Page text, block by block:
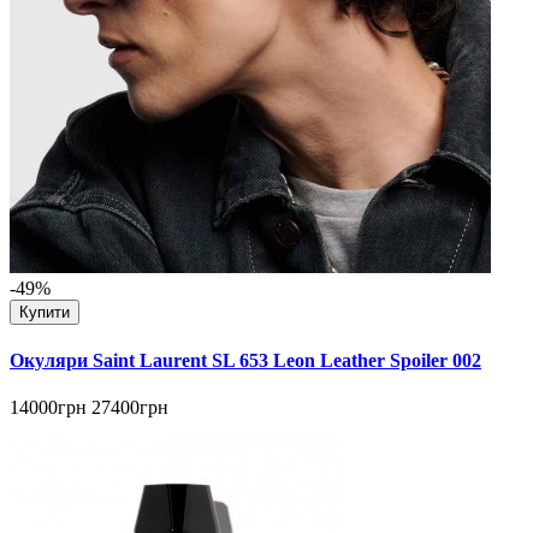
-49%
Купити
Окуляри Saint Laurent SL 653 Leon Leather Spoiler 002
14000грн 27400грн